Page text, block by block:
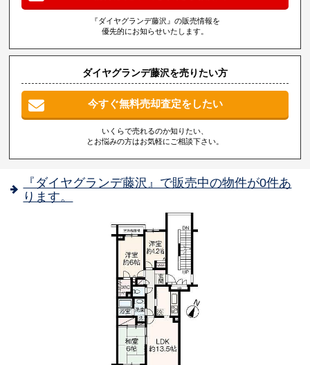
『ダイヤグランデ藤沢』の販売情報を
優先的にお知らせいたします。
ダイヤグランデ藤沢を売りたい方
今すぐ無料売却査定をしたい
いくらで売れるのか知りたい、
とお悩みの方はお気軽にご相談下さい。
『ダイヤグランデ藤沢』で販売中の物件が0件あ
ります。